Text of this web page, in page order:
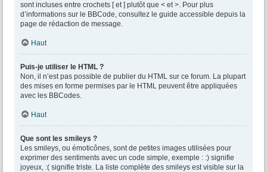
sont incluses entre crochets [ et ] plutôt que < et >. Pour plus
d’informations sur le BBCode, consultez le guide accessible depuis la
page de rédaction de message.
Haut
Puis-je utiliser le HTML ?
Non, il n’est pas possible de publier du HTML sur ce forum. La plupart
des mises en forme permises par le HTML peuvent être appliquées
avec les BBCodes.
Haut
Que sont les smileys ?
Les smileys, ou émoticônes, sont de petites images utilisées pour
exprimer des sentiments avec un code simple, exemple : :) signifie
joyeux, :( signifie triste. La liste complète des smileys est visible sur la